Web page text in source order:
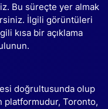
Bu süreçte yer almak
İlgili görüntüleri
kısa bir açıklama
doğrultusunda olup
platformudur, Toronto,